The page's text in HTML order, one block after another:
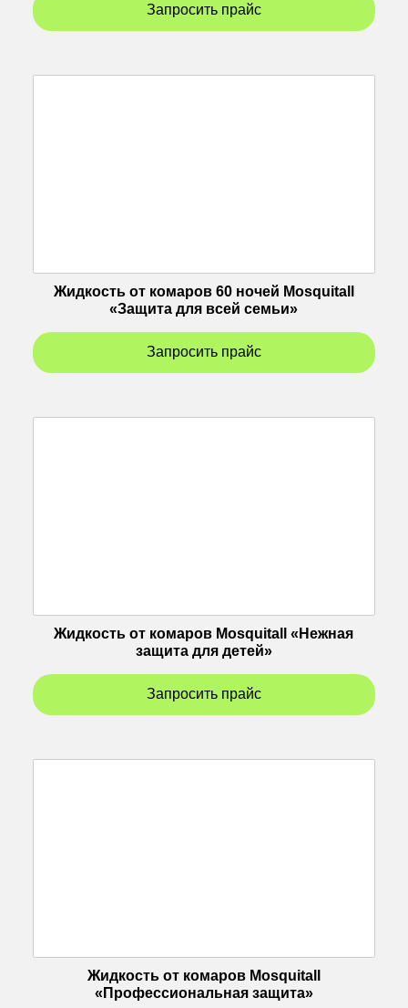
Запросить прайс
Жидкость от комаров 60 ночей Mosquitall
«Защита для всей семьи»
Запросить прайс
Жидкость от комаров Mosquitall «Нежная
защита для детей»
Запросить прайс
Жидкость от комаров Mosquitall
«Профессиональная защита»